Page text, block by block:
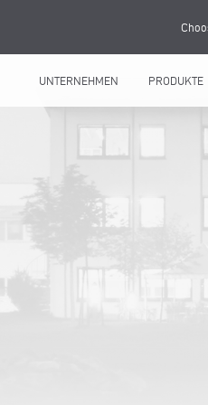
UNTERNEHMEN PRODUKTE